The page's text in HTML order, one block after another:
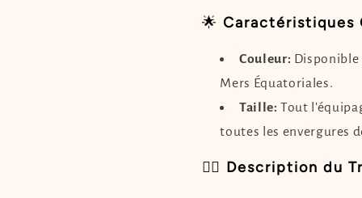
🌟Caractéristiques
Couleur: Disponible
Mers Équatoriales.
Taille: Tout
toutes les envergures
🏴‍☠️ Description du